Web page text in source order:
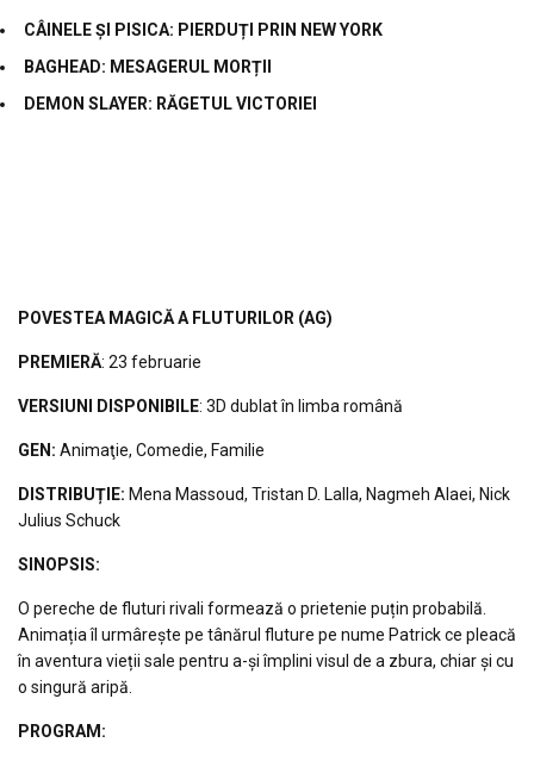
CÂINELE ȘI PISICA: PIERDUȚI PRIN NEW YORK
BAGHEAD: MESAGERUL MORȚII
DEMON SLAYER: RĂGETUL VICTORIEI
POVESTEA MAGICĂ A FLUTURILOR (AG)
PREMIERĂ: 23 februarie
VERSIUNI DISPONIBILE: 3D dublat în limba română
GEN: Animaţie, Comedie, Familie
DISTRIBUȚIE: Mena Massoud, Tristan D. Lalla, Nagmeh Alaei, Nick
Julius Schuck
S INOPSIS:
O pereche de fluturi rivali formează o prietenie puțin probabilă.
Animația îl urmârește pe tânărul fluture pe nume Patrick ce pleacă
în aventura vieții sale pentru a-și împlini visul de a zbura, chiar și cu
o singură aripă.
PROGRAM: